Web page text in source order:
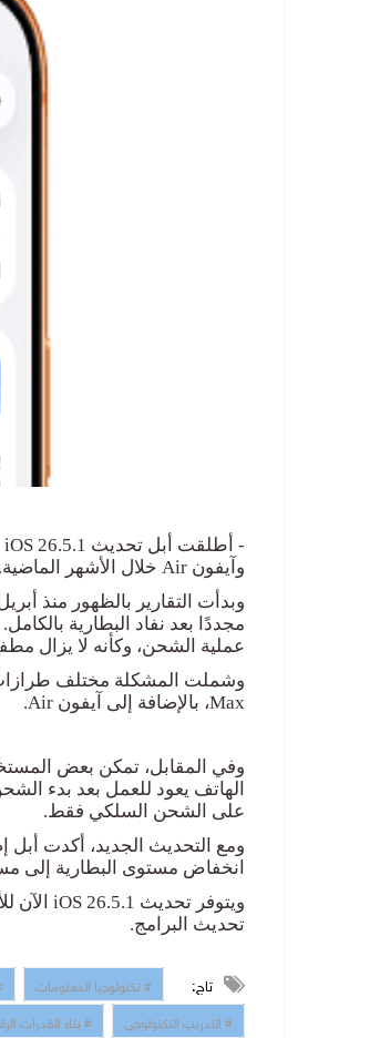
- أطلقت أبل تحديث
وآيفون
خلال الأشهر الماضية.
وبدأت التقارير بالظهور منذ
مجددًا بعد نفاد البطارية
عملية الشحن، وكأنه لا يزال
وشملت المشكلة مختلف طرازات سلسلة
Max، بالإضافة إلى آيفون
وفي المقابل، تمكن بعض
الهاتف يعود للعمل بعد بدء
على الشحن السلكي فقط.
ومع التحديث الجديد، أكدت
انخفاض مستوى البطارية إلى
ويتوفر تحديث
الآن
تحديث البرامج.
تاج: # تكنولوجيا المعلومات
# التدريب التكنولوجي
# بناء القدرات